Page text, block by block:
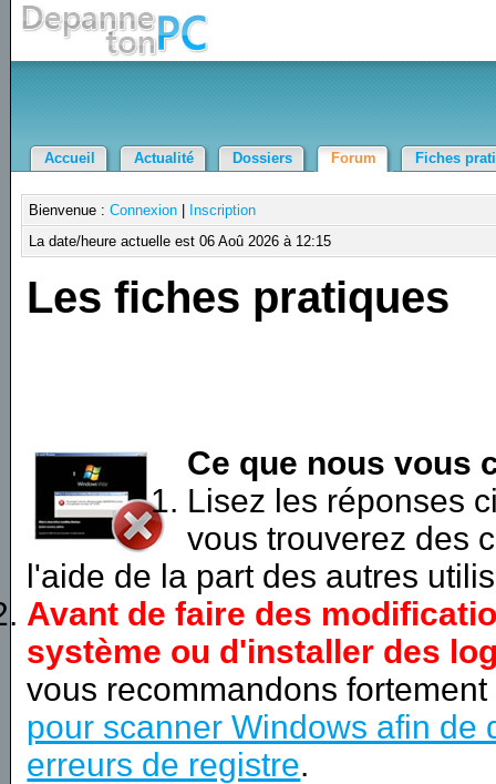
Accueil Actualité Dossiers Forum Fiches
Bienvenue :Connexion
Inscription
La date/heure actuelle est 06 Aoû 2026 à 12:15
Les fiches pratiques
Ce que nous vous
Lisez les réponses
vous trouverez des
l'aide de la part des autres
Avant de faire des
système ou d'installer des
vous recommandons
pour scanner Windows afin de
erreurs de registre.